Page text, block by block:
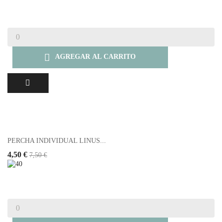
 AGREGAR AL CARRITO
PERCHA INDIVIDUAL LINUS...
4,50 € 7,50 €